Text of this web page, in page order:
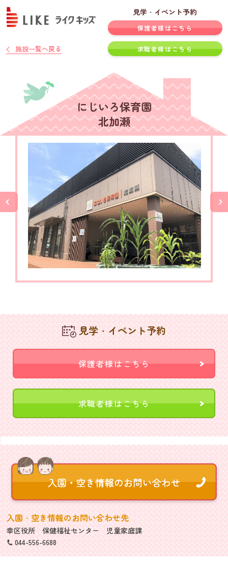
施設一覧へ戻る
見学・イベント予約
保護者様はこちら
求職者様はこちら
にじいろ保育園
北加瀬
見学・イベント予約
保護者様はこちら
求職者様はこちら
入園・空き情報のお問い合わせ先
幸区役所 保健福祉センター 児童家庭課
044-556-6688